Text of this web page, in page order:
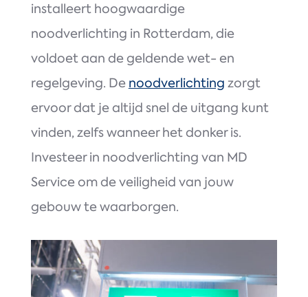
installeert hoogwaardige
noodverlichting in Rotterdam, die
voldoet aan de geldende wet- en
regelgeving. De noodverlichting zorgt
ervoor dat je altijd snel de uitgang kunt
vinden, zelfs wanneer het donker is.
Investeer in noodverlichting van MD
Service om de veiligheid van jouw
gebouw te waarborgen.